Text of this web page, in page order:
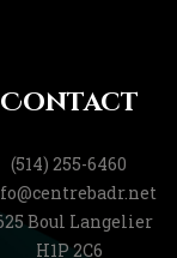
Contact
(514) 255-6460
Boul Langelier
H1P 2C6